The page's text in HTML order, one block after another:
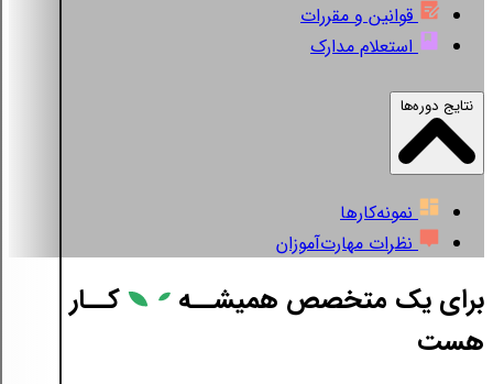
قوانین و مقررات
استعلام مدارک
نتایج دوره‌ها
نمونه‌کارها
نظرات مهارت‌آموزان
برای یک متخصص همیشــه
کــار
هست